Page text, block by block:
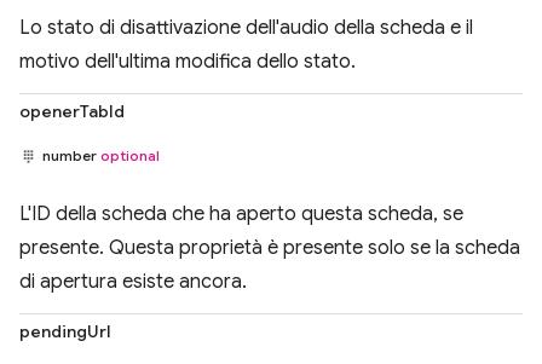
Lo stato di disattivazione dell'audio della scheda e il
motivo dell'ultima modifica dello stato.
openerTabId
number optional
L'ID della scheda che ha aperto questa scheda, se
presente. Questa proprietà è presente solo se la scheda
di apertura esiste ancora.
pendingUrl